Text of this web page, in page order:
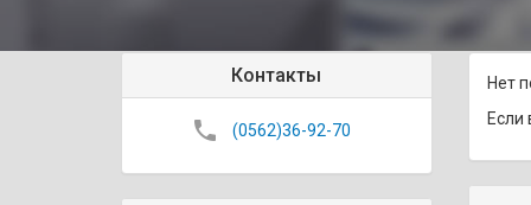
Контакты
phone (0562)36-92-70
Нет
Если